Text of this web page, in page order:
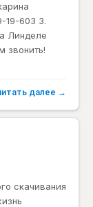
19-603 3.
Линделе
звонить!
далее →
скачивания